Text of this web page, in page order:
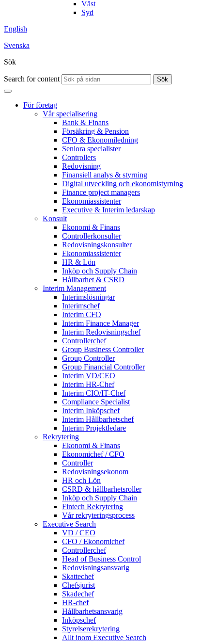
Väst
Syd
English
Svenska
Sök
Search for content Sök
För företag
Vår specialisering
Bank & Finans
Försäkring & Pension
CFO & Ekonomiledning
Seniora specialister
Controllers
Redovisning
Finansiell analys & styrning
Digital utveckling och ekonomistyrning
Finance project managers
Ekonomiassistenter
Executive & Interim ledarskap
Konsult
Ekonomi & Finans
Controllerkonsulter
Redovisningskonsulter
Ekonomiassistenter
HR & Lön
Inköp och Supply Chain
Hållbarhet & CSRD
Interim Management
Interimslösningar
Interimschef
Interim CFO
Interim Finance Manager
Interim Redovisningschef
Controllerchef
Group Business Controller
Group Controller
Group Financial Controller
Interim VD/CEO
Interim HR-Chef
Interim CIO/IT-Chef
Compliance Specialist
Interim Inköpschef
Interim Hållbarhetschef
Interim Projektledare
Rekrytering
Ekonomi & Finans
Ekonomichef / CFO
Controller
Redovisningsekonom
HR och Lön
CSRD & hållbarhetsroller
Inköp och Supply Chain
Fintech Rekrytering
Vår rekryteringsprocess
Executive Search
VD / CEO
CFO / Ekonomichef
Controllerchef
Head of Business Control
Redovisningsansvarig
Skattechef
Chefsjurist
Skadechef
HR-chef
Hållbarhetsansvarig
Inköpschef
Styrelserekrytering
Allt inom Executive Search